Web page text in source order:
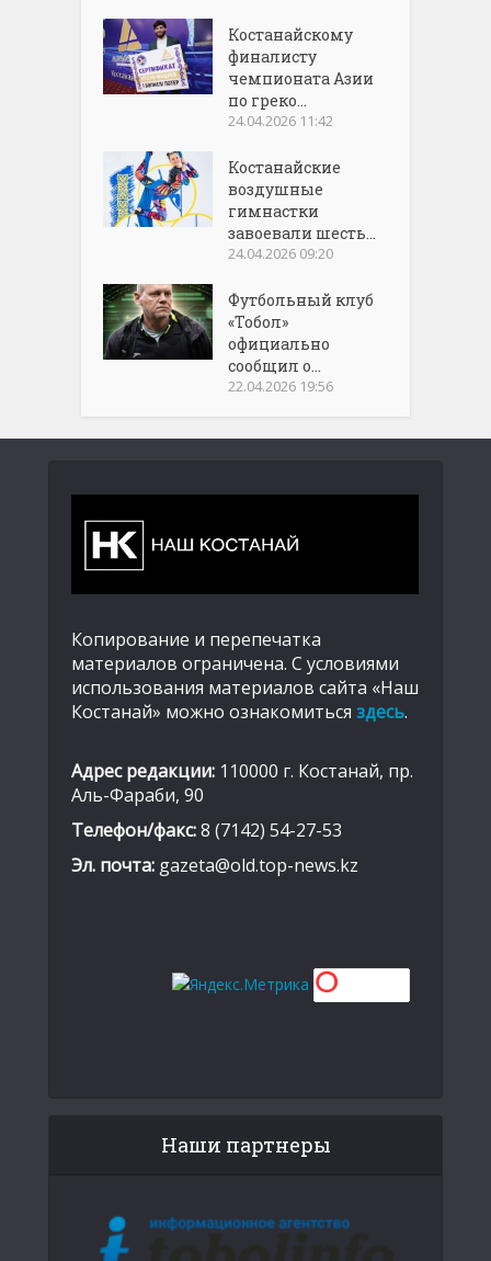
Костанайскому
финалисту
чемпионата Азии
по греко...
24.04.2026 11:42
Костанайские
воздушные
гимнастки
завоевали шесть...
24.04.2026 09:20
Футбольный клуб
«Тобол»
официально
сообщил о...
22.04.2026 19:56
Копирование и перепечатка
материалов ограничена. С условиями
использования материалов сайта «Наш
Костанай» можно ознакомиться здесь.
Адрес редакции: 110000 г. Костанай, пр.
Аль-Фараби, 90
Телефон/факс:8 (7142) 54-27-53
Эл. почта: gazeta@old.top-news.kz
Наши партнеры